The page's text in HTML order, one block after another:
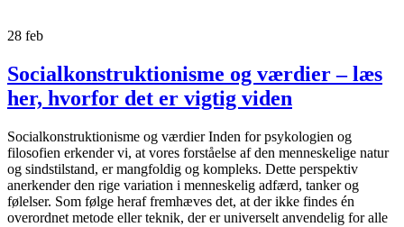
28 feb
Socialkonstruktionisme og værdier – læs
her, hvorfor det er vigtig viden
Socialkonstruktionisme og værdier Inden for psykologien og
filosofien erkender vi, at vores forståelse af den menneskelige natur
og sindstilstand, er mangfoldig og kompleks. Dette perspektiv
anerkender den rige variation i menneskelig adfærd, tanker og
følelser. Som følge heraf fremhæves det, at der ikke findes én
overordnet metode eller teknik, der er universelt anvendelig for alle